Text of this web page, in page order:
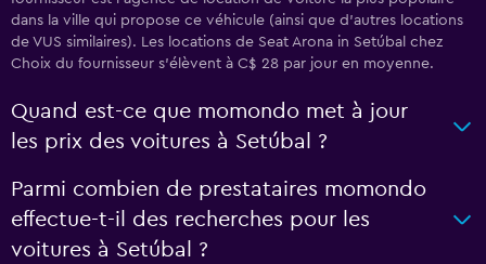
dans la ville qui propose ce véhicule (ainsi que d'autres locations
de VUS similaires). Les locations de Seat Arona in Setúbal chez
Choix du fournisseur s'élèvent à C$ 28 par jour en moyenne.
Quand est-ce que momondo met à jour
les prix des voitures à Setúbal ?
Parmi combien de prestataires momondo
effectue-t-il des recherches pour les
voitures à Setúbal ?